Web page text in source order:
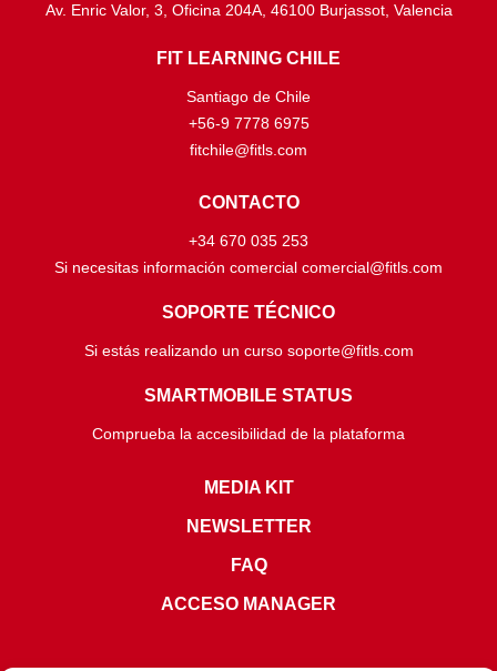
Av. Enric Valor, 3, Oficina 204A, 46100 Burjassot, Valencia
FIT LEARNING CHILE
Santiago de Chile
+56-9 7778 6975
fitchile@fitls.com
CONTACTO
+34 670 035 253
Si necesitas información comercial comercial@fitls.com
SOPORTE TÉCNICO
Si estás realizando un curso soporte@fitls.com
SMARTMOBILE STATUS
Comprueba la accesibilidad de la plataforma
MEDIA KIT
NEWSLETTER
FAQ
ACCESO MANAGER